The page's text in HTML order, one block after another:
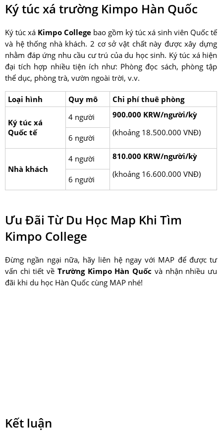
Ký túc xá trường Kimpo Hàn Quốc
Ký túc xá Kimpo College bao gồm ký túc xá sinh viên Quốc tế
và hệ thống nhà khách. 2 cơ sở vật chất này được xây dựng
nhằm đáp ứng nhu cầu cư trú của du học sinh. Ký túc xá hiện
đại tích hợp nhiều tiện ích như: Phòng đọc sách, phòng tập
thể dục, phòng trà, vườn ngoài trời, v.v.
Loại hình Quy mô Chi phí thuê phòng
Ký túc xá
Quốc tế
4 người
900.000 KRW/người/kỳ
(khoảng 18.500.000 VNĐ)
6 người
Nhà khách
4 người
810.000 KRW/người/kỳ
(khoảng 16.600.000 VNĐ)
6 người
Ưu Đãi Từ Du Học Map Khi Tìm
Kimpo College
Đừng ngần ngại nữa, hãy liên hệ ngay với MAP để được tư
vấn chi tiết về Trường Kimpo Hàn Quốc và nhận nhiều ưu
đãi khi du học Hàn Quốc cùng MAP nhé!
Kết luận